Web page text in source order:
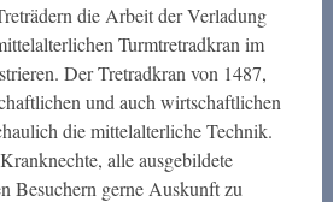
die Arbeit der Verladung
Turmtretradkran im
Der Tretradkran von 1487,
und auch wirtschaftlichen
die mittelalterliche Technik.
alle ausgebildete
Besuchern gerne Auskunft zu